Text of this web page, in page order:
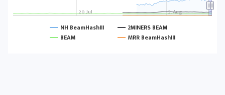
NH BeamHashIII
2MINERS BEAM
BEAM
MRR BeamHashIII
20. Jul 3. Aug